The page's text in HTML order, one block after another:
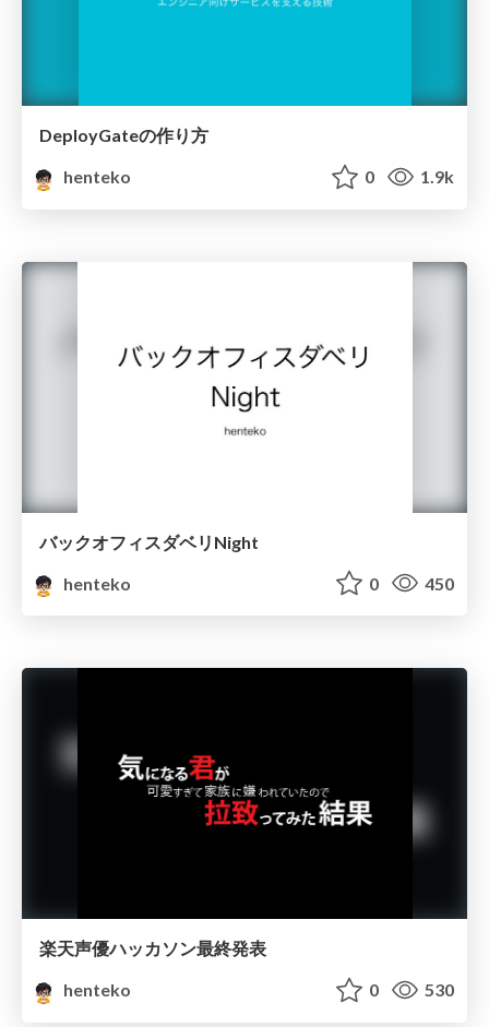
DeployGateの作り方
henteko
0 1.9k
バックオフィスダベリNight
henteko
0 450
楽天声優ハッカソン最終発表
henteko
0 530